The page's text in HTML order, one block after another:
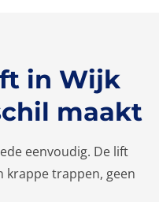
in Wijk
maakt
eenvoudig. De lift
krappe trappen, geen